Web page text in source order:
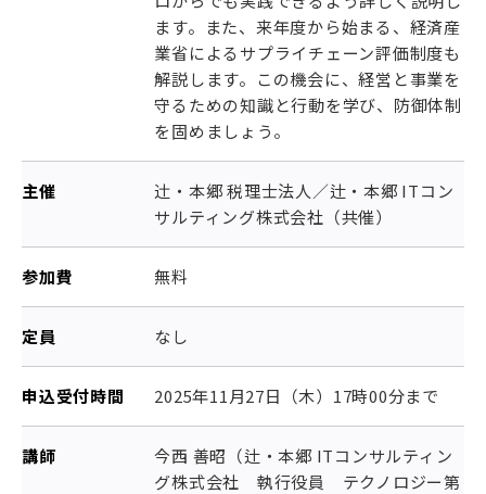
ます。また、来年度から始まる、経済産
業省によるサプライチェーン評価制度も
解説します。この機会に、経営と事業を
守るための知識と行動を学び、防御体制
を固めましょう。
主催
辻󠄀・本郷 税理士法人／辻・本郷 ITコン
サルティング株式会社（共催）
参加費 無料
定員 なし
申込受付時間 2025年11月27日（木）17時00分まで
講師
今西 善昭（辻・本郷 ITコンサルティン
グ株式会社 執行役員 テクノロジー第